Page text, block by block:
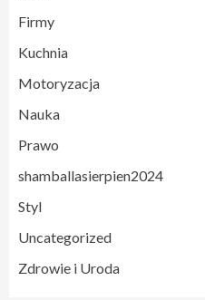
Firmy
Kuchnia
Motoryzacja
Nauka
Prawo
shamballasierpien2024
Styl
Uncategorized
Zdrowie i Uroda